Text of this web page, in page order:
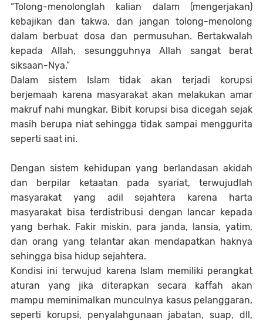
“Tolong-menolonglah kalian dalam (mengerjakan)
kebajikan dan takwa, dan jangan tolong-menolong
dalam berbuat dosa dan permusuhan. Bertakwalah
kepada Allah, sesungguhnya Allah sangat berat
siksaan-Nya.”
Dalam sistem Islam tidak akan terjadi korupsi
berjemaah karena masyarakat akan melakukan amar
makruf nahi mungkar. Bibit korupsi bisa dicegah sejak
masih berupa niat sehingga tidak sampai menggurita
seperti saat ini.
Dengan sistem kehidupan yang berlandasan akidah
dan berpilar ketaatan pada syariat, terwujudlah
masyarakat yang adil sejahtera karena harta
masyarakat bisa terdistribusi dengan lancar kepada
yang berhak. Fakir miskin, para janda, lansia, yatim,
dan orang yang telantar akan mendapatkan haknya
sehingga bisa hidup sejahtera.
Kondisi ini terwujud karena Islam memiliki perangkat
aturan yang jika diterapkan secara kaffah akan
mampu meminimalkan munculnya kasus pelanggaran,
seperti korupsi, penyalahgunaan jabatan, suap, dll,